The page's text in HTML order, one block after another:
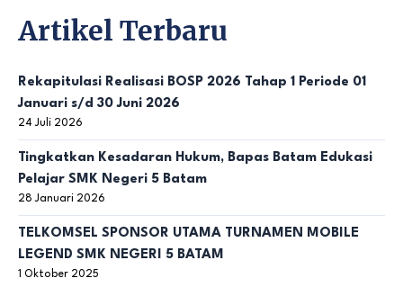
Artikel Terbaru
Rekapitulasi Realisasi BOSP 2026 Tahap 1 Periode 01
Januari s/d 30 Juni 2026
24 Juli 2026
Tingkatkan Kesadaran Hukum, Bapas Batam Edukasi
Pelajar SMK Negeri 5 Batam
28 Januari 2026
TELKOMSEL SPONSOR UTAMA TURNAMEN MOBILE
LEGEND SMK NEGERI 5 BATAM
1 Oktober 2025